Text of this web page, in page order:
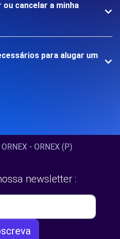
cancelar a minha
para alugar um
- ORNEX (P)
newsletter :